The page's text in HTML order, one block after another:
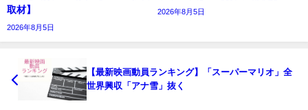
取材】
2026年8月5日
2026年8月5日
【最新映画動員ランキング】「スーパーマリオ」全
世界興収「アナ雪」抜く